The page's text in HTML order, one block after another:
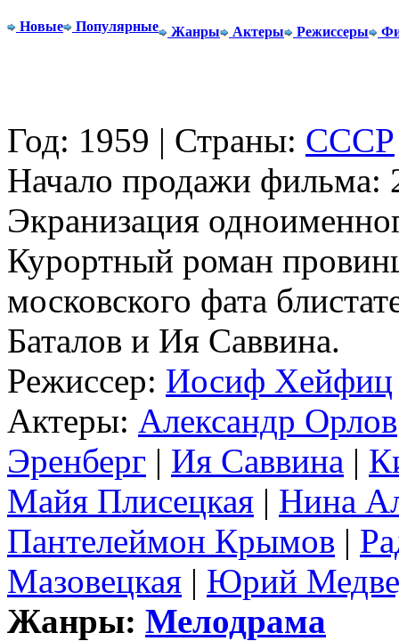
Новые Популярные Жанры Актеры Режиссеры
Год: 1959 | Страны: СССР
Начало продажи фильма:
Экранизация
Курортный роман
московского фата
Баталов и Ия Саввина.
Режиссер: Иосиф Хейфиц
Актеры: Александр Орлов
Эренберг | Ия Саввина |
Майя Плисецкая | Нина
Пантелеймон Крымов |
Мазовецкая | Юрий
Жанры: Мелодрама